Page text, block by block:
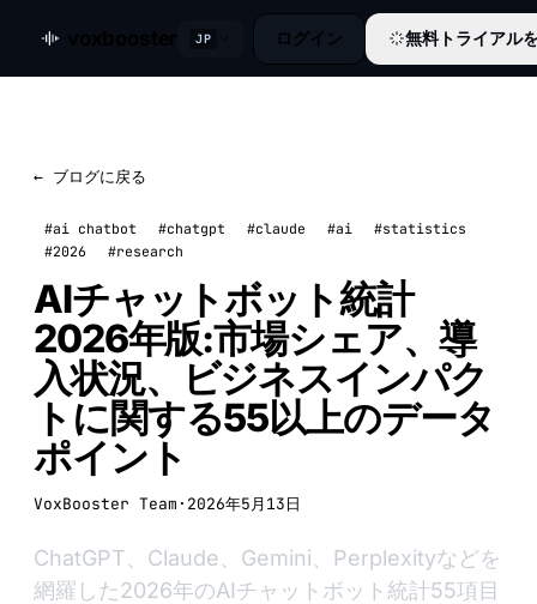
JP ログイン 無料トライアル
← ブログに戻る
#ai chatbot #chatgpt #claude #ai
#statistics
#2026
#research
AIチャットボット統計
2026年版:市場シェア、導
入状況、ビジネスインパク
トに関する55以上のデータ
ポイント
VoxBooster Team · 2026年5月13日
ChatGPT、Claude、Gemini、Perplexityなどを
網羅した2026年のAIチャットボット統計55項目